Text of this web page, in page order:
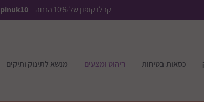
קבלו קופון של 10% הנחה - pinuk10
כסאות בטיחות ריהוט ומצעים מנשא לתינוק ותיקים